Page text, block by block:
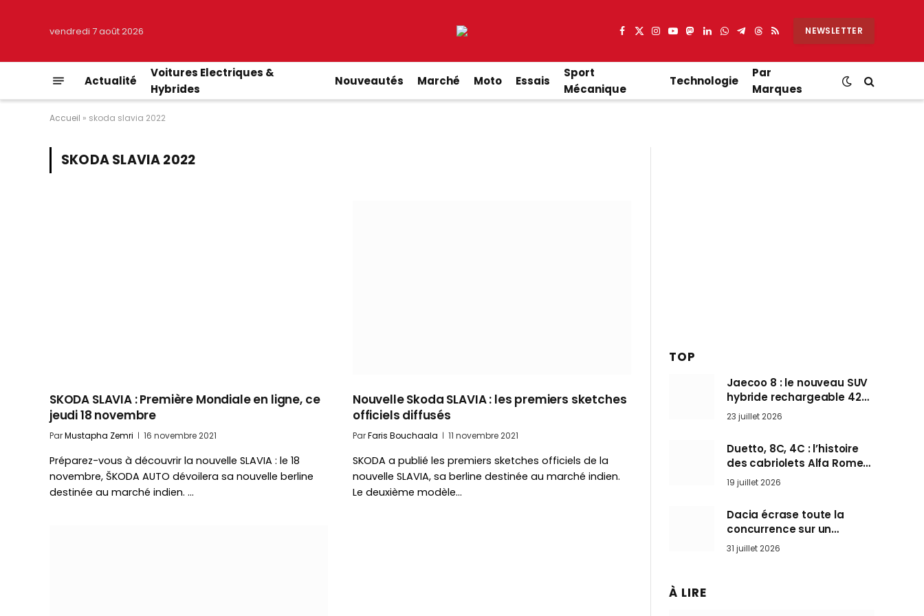
vendredi 7 août 2026 Facebook
X
Instagram
YouTube
Mastodon
LinkedIn
WhatsApp
Partager
Telegram
Threads
RSS NEWSLETTER
Actualité
Voitures Electriques &
Hybrides
Nouveautés Marché Moto Essais
Sport
Mécanique
Technologie
Par
Marques
Accueil » skoda slavia 2022
SKODA SLAVIA 2022
SKODA SLAVIA : Première Mondiale en ligne, ce
jeudi 18 novembre
ParMustapha Zemri 16 novembre 2021
Préparez-vous à découvrir la nouvelle SLAVIA : le 18
novembre, ŠKODA AUTO dévoilera sa nouvelle berline
destinée au marché indien. …
Nouvelle Skoda SLAVIA : les premiers sketches
officiels diffusés
ParFaris Bouchaala 11 novembre 2021
SKODA a publié les premiers sketches officiels de la
nouvelle SLAVIA, sa berline destinée au marché indien.
Le deuxième modèle…
TOP
Jaecoo 8 : le nouveau SUV
hybride rechargeable 428
ch qui vise l’Audi Q7 arrive
en Europe cet automne
23 juillet 2026
Duetto, 8C, 4C : l’histoire
des cabriolets Alfa Romeo,
ces Spider qui ont défini
l’art de rouler cheveux au
vent
19 juillet 2026
Dacia écrase toute la
concurrence sur un
marché où personne ne
l’attendait
31 juillet 2026
À LIRE